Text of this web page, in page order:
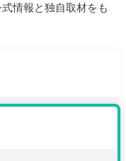
情報と独自取材をも